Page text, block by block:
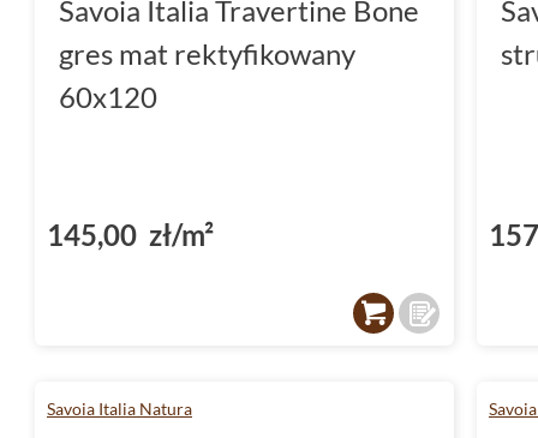
Savoia Italia Travertine Bone
gres mat rektyfikowany
60x120
145,00 zł/m²
Savoia Italia Natura